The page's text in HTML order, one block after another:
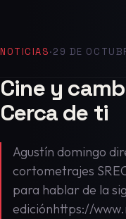
NOTICIAS·29 DE
Cine y
Cerca de ti
Agustín domingo
cortometrajes
para hablar de la
ediciónhttps://